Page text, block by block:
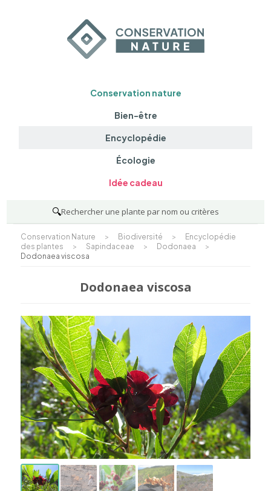
Conservation nature
Bien-être
Encyclopédie
Écologie
Idée cadeau
🔍Rechercher une plante par nom ou critères
Conservation Nature > Biodiversité >
Encyclopédie
des plantes
> Sapindaceae > Dodonaea
>
Dodonaea viscosa
Dodonaea viscosa